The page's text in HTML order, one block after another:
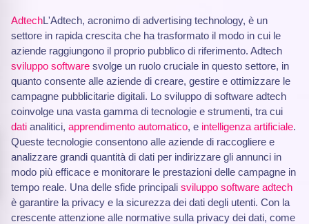
AdtechL'Adtech, acronimo di advertising technology, è un
settore in rapida crescita che ha trasformato il modo in cui le
aziende raggiungono il proprio pubblico di riferimento. Adtech
sviluppo software svolge un ruolo cruciale in questo settore, in
quanto consente alle aziende di creare, gestire e ottimizzare le
campagne pubblicitarie digitali. Lo sviluppo di software adtech
coinvolge una vasta gamma di tecnologie e strumenti, tra cui
dati analitici, apprendimento automatico, e intelligenza artificiale.
Queste tecnologie consentono alle aziende di raccogliere e
analizzare grandi quantità di dati per indirizzare gli annunci in
modo più efficace e monitorare le prestazioni delle campagne in
tempo reale. Una delle sfide principali sviluppo software adtech
è garantire la privacy e la sicurezza dei dati degli utenti. Con la
crescente attenzione alle normative sulla privacy dei dati, come